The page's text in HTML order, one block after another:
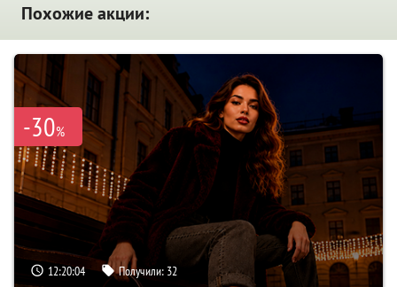
Похожие акции:
-30%
12:20:04 Получили: 32